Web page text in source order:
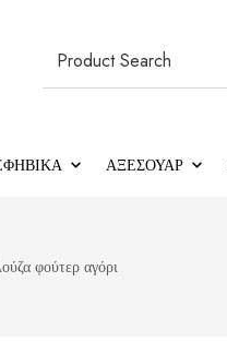
Search
for:
ΑΞΕΣΟΥΑΡ
φούτερ αγόρι